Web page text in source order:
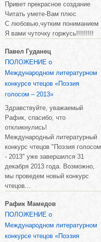
Привет прекрасное создание
Читать умете-Вам плюс
С любовью,чутким пониманием
Я вами чуточку горжусь!!!!!!!!!
Павел Гуданец
ПОЛОЖЕНИЕ о
Международном литературном
конкурсе чтецов «Поэзия
голосом – 2013»
Здравствуйте, уважаемый
Рафик, спасибо, что
откликнулись!
Международный литературный
конкурс чтецов "Поэзия голосом
- 2013" уже завершился 31
декабря 2013 года. Возможно,
мы проведем новый конкурс
чтецов...
Рафик Мамедов
ПОЛОЖЕНИЕ о
Международном литературном
конкурсе чтецов «Поэзия